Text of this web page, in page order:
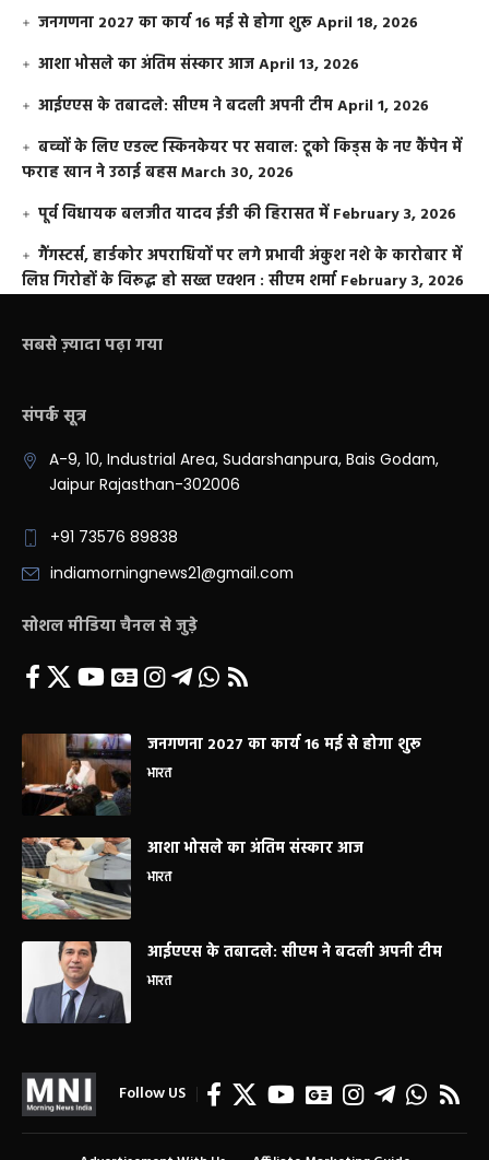
जनगणना 2027 का कार्य 16 मई से होगा शुरूApril 18, 2026
आशा भोसले का अंतिम संस्कार आजApril 13, 2026
आईएएस के तबादले: सीएम ने बदली अपनी टीमApril 1, 2026
बच्चों के लिए एडल्ट स्किनकेयर पर सवाल: टूको किड्स के नए कैंपेन में
फराह खान ने उठाई बहसMarch 30, 2026
पूर्व विधायक बलजीत यादव ईडी की हिरासत में February 3, 2026
गैंगस्टर्स, हार्डकोर अपराधियों पर लगे प्रभावी अंकुश नशे के कारोबार में
लिप्त गिरोहों के विरूद्ध हो सख्त एक्शन : सीएम शर्मा February 3, 2026
सबसे ज़्यादा पढ़ा गया
संपर्क सूत्र
A-9, 10, Industrial Area, Sudarshanpura, Bais Godam,
Jaipur Rajasthan-302006
+91 73576 89838
indiamorningnews21@gmail.com
सोशल मीडिया चैनल से जुड़े
जनगणना 2027 का कार्य 16 मई से होगा शुरू
भारत
आशा भोसले का अंतिम संस्कार आज
भारत
आईएएस के तबादले: सीएम ने बदली अपनी टीम
भारत
Follow US